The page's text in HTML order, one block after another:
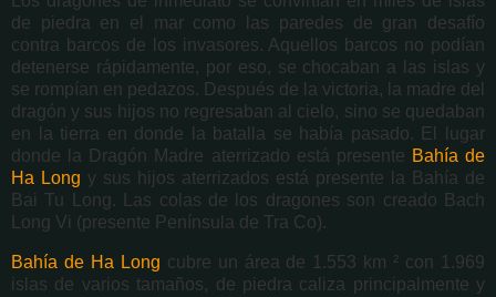
de piedra en el mar como las paredes de gran desafío
contra barcos de los invasores. Aquellos barcos no podían
detenerse rápidamente, por eso, se chocaban a las islas y
se rompían en pedazos. Después de la victoria, la madre del
dragón y sus hijos no regresaban al cielo, sino se quedaban
en la tierra en donde la batalla se había pasado. El lugar
donde la Dragón Madre aterrizado está presente Bahía de
Ha Long y sus hijos aterrizados está presente la Bahía de
Bai Tu Long. Las colas de los dragones son creado Bach
Long Vi (presente Península de Tra Co).
Bahía de Ha Long cubre un área de 1.553 km ² con 1.969
islas de varios tamaños, de piedra caliza principalmente y